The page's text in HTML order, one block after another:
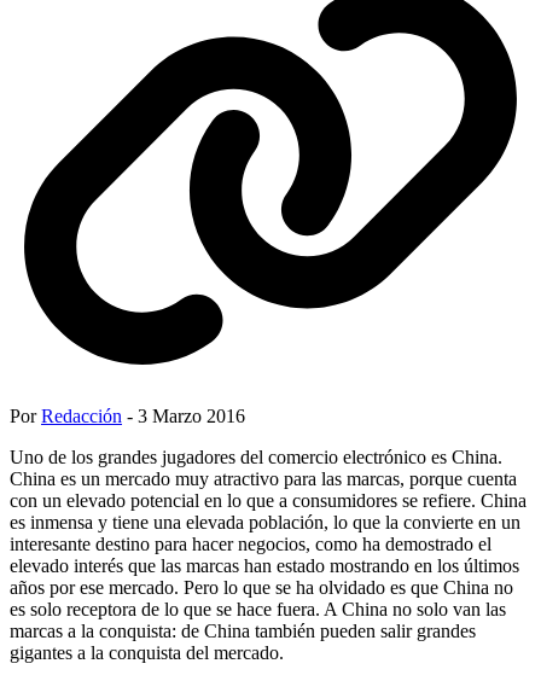
PorRedacción - 3 Marzo 2016
Uno de los grandes jugadores del comercio electrónico es China.
China es un mercado muy atractivo para las marcas, porque cuenta
con un elevado potencial en lo que a consumidores se refiere. China
es inmensa y tiene una elevada población, lo que la convierte en un
interesante destino para hacer negocios, como ha demostrado el
elevado interés que las marcas han estado mostrando en los últimos
años por ese mercado. Pero lo que se ha olvidado es que China no
es solo receptora de lo que se hace fuera. A China no solo van las
marcas a la conquista: de China también pueden salir grandes
gigantes a la conquista del mercado.